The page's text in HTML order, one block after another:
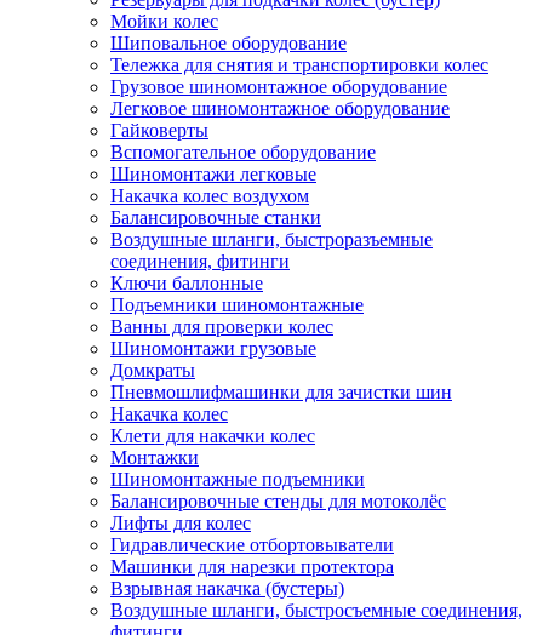
Мойки колес
Шиповальное оборудование
Тележка для снятия и транспортировки колес
Грузовое шиномонтажное оборудование
Легковое шиномонтажное оборудование
Гайковерты
Вспомогательное оборудование
Шиномонтажи легковые
Накачка колес воздухом
Балансировочные станки
Воздушные шланги, быстроразъемные
соединения, фитинги
Ключи баллонные
Подъемники шиномонтажные
Ванны для проверки колес
Шиномонтажи грузовые
Домкраты
Пневмошлифмашинки для зачистки шин
Накачка колес
Клети для накачки колес
Монтажки
Шиномонтажные подъемники
Балансировочные стенды для мотоколёс
Лифты для колес
Гидравлические отбортовыватели
Машинки для нарезки протектора
Взрывная накачка (бустеры)
Воздушные шланги, быстросъемные соединения,